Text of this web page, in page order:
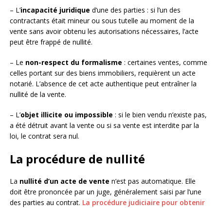
– L’incapacité juridique d’une des parties : si l’un des
contractants était mineur ou sous tutelle au moment de la
vente sans avoir obtenu les autorisations nécessaires, l’acte
peut être frappé de nullité.
– Le non-respect du formalisme : certaines ventes, comme
celles portant sur des biens immobiliers, requièrent un acte
notarié. L’absence de cet acte authentique peut entraîner la
nullité de la vente.
– L’objet illicite ou impossible : si le bien vendu n’existe pas,
a été détruit avant la vente ou si sa vente est interdite par la
loi, le contrat sera nul.
La procédure de nullité
La nullité d’un acte de vente n’est pas automatique. Elle
doit être prononcée par un juge, généralement saisi par l’une
des parties au contrat. La procédure judiciaire pour obtenir